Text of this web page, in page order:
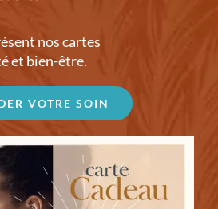
nos cartes
et bien-être.
VOTRE SOIN